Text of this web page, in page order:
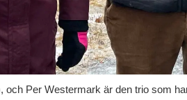
Per Westermark är den trio som